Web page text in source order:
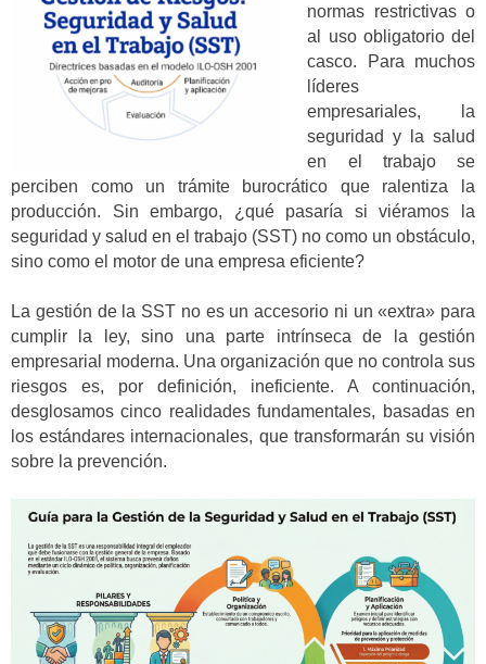
normas restrictivas o
al uso obligatorio del
casco. Para muchos
líderes
empresariales, la
seguridad y la salud
en el trabajo se
perciben como un trámite burocrático que ralentiza la
producción. Sin embargo, ¿qué pasaría si viéramos la
seguridad y salud en el trabajo (SST) no como un obstáculo,
sino como el motor de una empresa eficiente?
La gestión de la SST no es un accesorio ni un «extra» para
cumplir la ley, sino una parte intrínseca de la gestión
empresarial moderna. Una organización que no controla sus
riesgos es, por definición, ineficiente. A continuación,
desglosamos cinco realidades fundamentales, basadas en
los estándares internacionales, que transformarán su visión
sobre la prevención.